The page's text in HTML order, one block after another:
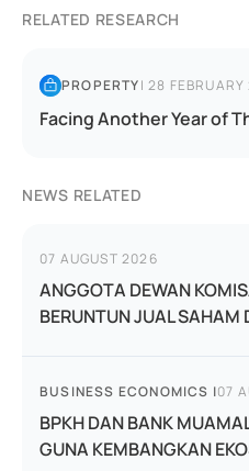
RELATED RESEARCH
PROPERTY|28
Facing Another Year of
NEWS RELATED
07 AUGUST 2026
ANGGOTA DEWAN
BERUNTUN JUAL SAHAM
BUSINESS ECONOMICS |07
BPKH DAN BANK
GUNA KEMBANGKAN